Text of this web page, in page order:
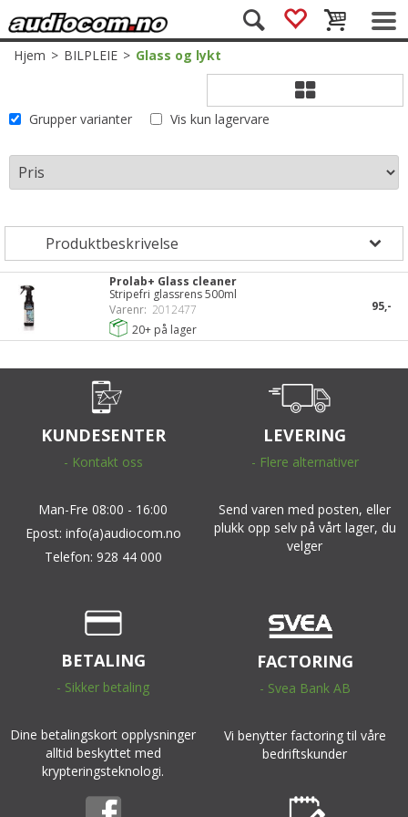
Hjem>BILPLEIE>Glass og lykt
Grupper varianter Vis kun lagervare
Prolab+ Glass cleaner
Stripefri glassrens 500ml
Varenr: 2012477
20+ på lager
95,-
KUNDESENTER
- Kontakt oss
Man-Fre 08:00 - 16:00
Epost: info(a)audiocom.no
Telefon: 928 44 000
LEVERING
- Flere alternativer
Send varen med posten, eller
plukk opp selv på vårt lager, du
velger
BETALING
- Sikker betaling
Dine betalingskort opplysninger
alltid beskyttet med
krypteringsteknologi.
FACTORING
- Svea Bank AB
Vi benytter factoring til våre
bedriftskunder